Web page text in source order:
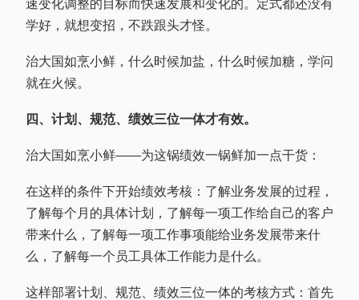
速变化调整的目标而快速发展和变化的。定式都还没有
学好，就想变招，不跌跟头才怪。
治大国如烹小鲜，什么时候加盐，什么时候加糖，学问
就在火候。
四、计划、规范、绩效三位一体才有效。
治大国如烹小鲜——为这锅绩效一锅鲜加一点干货：
在这样的条件下开始绩效考核：了解业务发展的过程，
了解每个月的具体计划，了解每一项工作给自己的客户
带来什么，了解每一项工作事项能给业务发展带来什
么，了解每一个员工具体工作能力是什么。
这样部署计划、规范、绩效三位一体的考核方式：首先